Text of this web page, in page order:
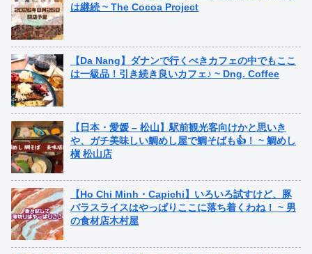
は継続 ~ The Cocoa Project
【Da Nang】ダナンで行くべきカフェの中でもここ
は一級品！引き続き良いカフェ♪ ~ Dng. Coffee
【日本・愛媛 – 松山】駅前観光客向けかと思いき
や、ガチ美味しい鯛めし屋で鯛そばも👍！ ~ 鯛めし
槇 松山店
【Ho Chi Minh・Capichi】いろいろ試すけど、豚
バラスライスはやっぱりここに落ち着くわね！ ~ 男
の食材店木村屋